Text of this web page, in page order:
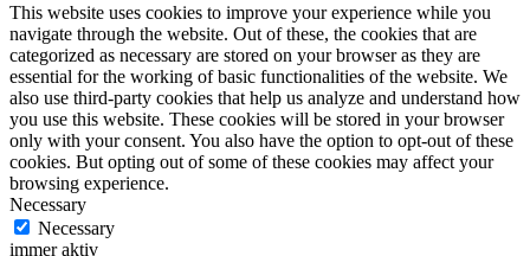
This website uses cookies to improve your experience while you
navigate through the website. Out of these, the cookies that are
categorized as necessary are stored on your browser as they are
essential for the working of basic functionalities of the website. We
also use third-party cookies that help us analyze and understand how
you use this website. These cookies will be stored in your browser
only with your consent. You also have the option to opt-out of these
cookies. But opting out of some of these cookies may affect your
browsing experience.
Necessary
Necessary
immer aktiv